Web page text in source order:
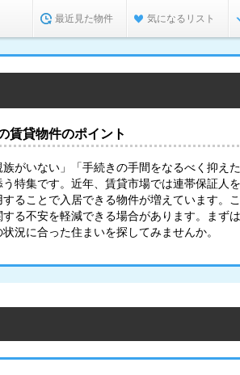
最近見た物件 気になるリスト
賃貸物件のポイント
族がいない」「手続きの手間をなるべく抑え
特集です。近年、賃貸市場では連帯保証人を
ることで入居できる物件が増えています。
る不安を軽減できる場合があります。まず
況に合った住まいを探してみませんか。